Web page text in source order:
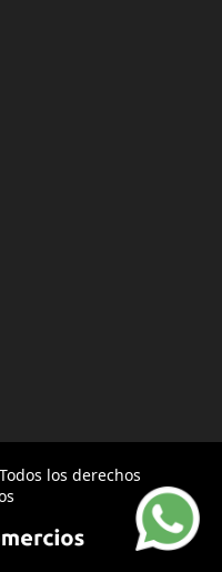
los derechos